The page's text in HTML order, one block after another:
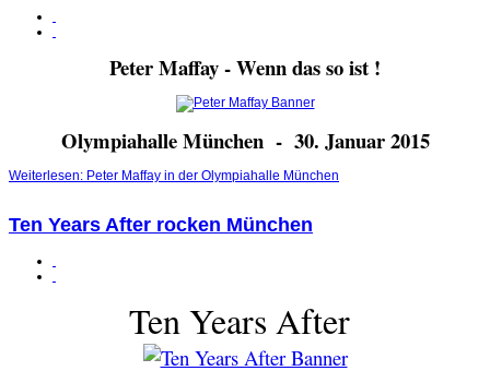
Peter Maffay - Wenn das so ist !
Olympiahalle München - 30. Januar 2015
Weiterlesen: Peter Maffay in der Olympiahalle München
Ten Years After rocken München
Ten Years After